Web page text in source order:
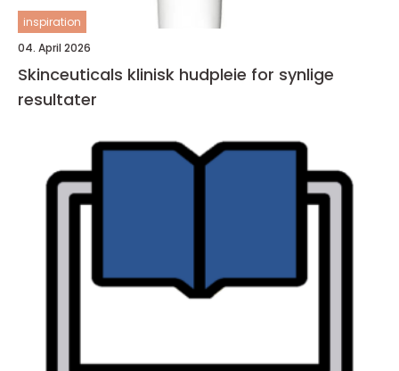
inspiration
04. April 2026
Skinceuticals klinisk hudpleie for synlige
resultater